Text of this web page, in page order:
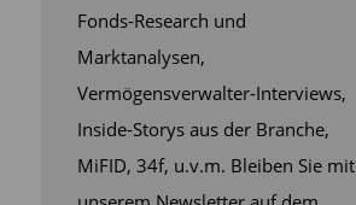
Fonds-Research und
Marktanalysen,
Vermögensverwalter-Interviews,
Inside-Storys aus der Branche,
MiFID, 34f, u.v.m. Bleiben Sie mit